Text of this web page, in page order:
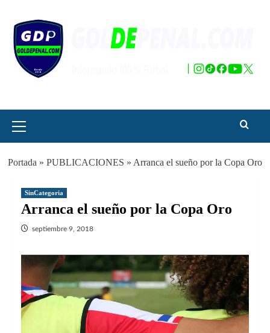
contenido
principal
Portada » PUBLICACIONES » Arranca el sueño por la Copa Oro
SinCategoria
Arranca el sueño por la Copa Oro
septiembre 9, 2018